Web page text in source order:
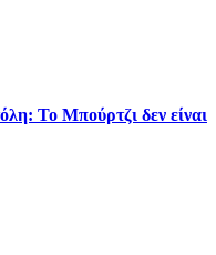
Το Μπούρτζι δεν είναι